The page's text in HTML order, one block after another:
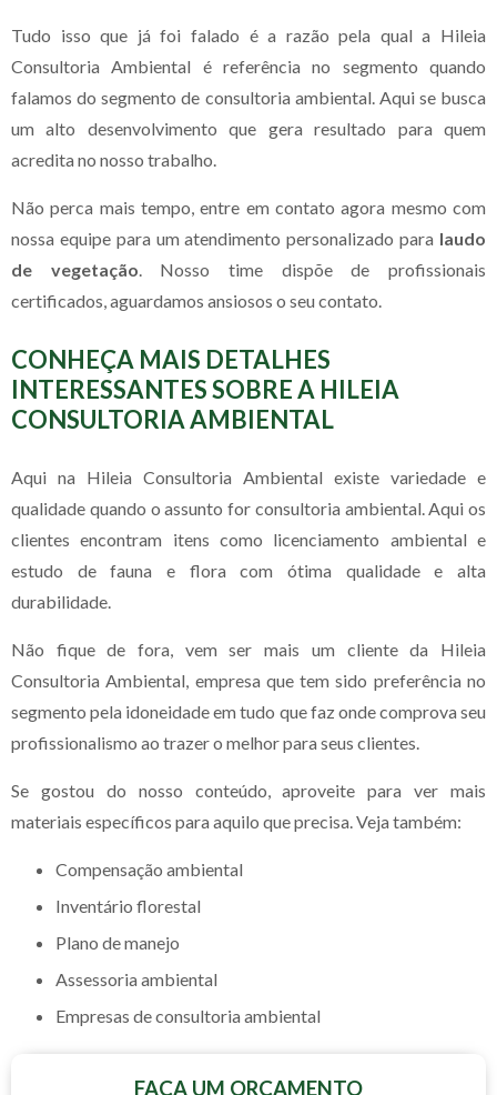
Tudo isso que já foi falado é a razão pela qual a Hileia
Consultoria Ambiental é referência no segmento quando
falamos do segmento de consultoria ambiental. Aqui se busca
um alto desenvolvimento que gera resultado para quem
acredita no nosso trabalho.
Não perca mais tempo, entre em contato agora mesmo com
nossa equipe para um atendimento personalizado para laudo
de vegetação. Nosso time dispõe de profissionais
certificados, aguardamos ansiosos o seu contato.
CONHEÇA MAIS DETALHES
INTERESSANTES SOBRE A HILEIA
CONSULTORIA AMBIENTAL
Aqui na Hileia Consultoria Ambiental existe variedade e
qualidade quando o assunto for consultoria ambiental. Aqui os
clientes encontram itens como licenciamento ambiental e
estudo de fauna e flora com ótima qualidade e alta
durabilidade.
Não fique de fora, vem ser mais um cliente da Hileia
Consultoria Ambiental, empresa que tem sido preferência no
segmento pela idoneidade em tudo que faz onde comprova seu
profissionalismo ao trazer o melhor para seus clientes.
Se gostou do nosso conteúdo, aproveite para ver mais
materiais específicos para aquilo que precisa. Veja também:
compensação ambiental
inventário florestal
plano de manejo
assessoria ambiental
empresas de consultoria ambiental
FAÇA UM ORÇAMENTO